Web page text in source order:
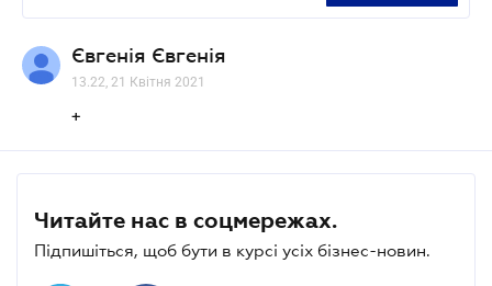
Євгенія Євгенія
13.22, 21 Квітня 2021
+
Читайте нас в соцмережах.
Підпишіться, щоб бути в курсі усіх бізнес-новин.